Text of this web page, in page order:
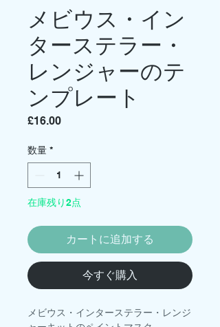
メビウス・イン
ターステラー・
レンジャーのテ
ンプレート
£16.00価
数量 *
在庫残り2点
カートに追加する
今すぐ購入
メビウス・インターステラー・レンジ